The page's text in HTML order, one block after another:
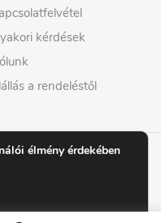
kérdések
a rendeléstől
élmény érdekében